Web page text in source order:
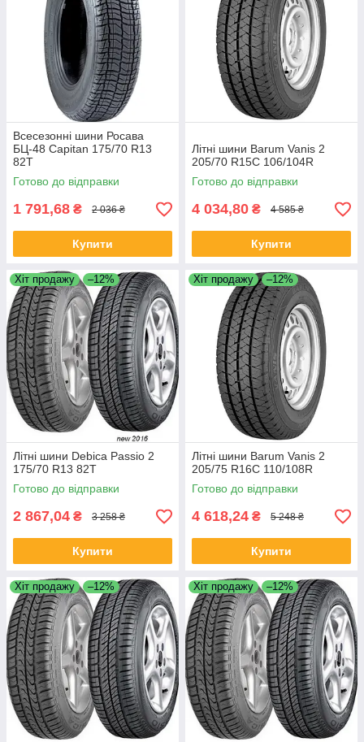
Всесезонні шини Росава
БЦ-48 Capitan 175/70 R13
82T
Готово до відправки
1 791,68 ₴ 2 036 ₴
Купити
Літні шини Barum Vanis 2
205/70 R15C 106/104R
Готово до відправки
4 034,80 ₴ 4 585 ₴
Купити
Хіт продажу –12%
Літні шини Debica Passio 2
175/70 R13 82T
Готово до відправки
2 867,04 ₴ 3 258 ₴
Купити
Хіт продажу –12%
Літні шини Barum Vanis 2
205/75 R16C 110/108R
Готово до відправки
4 618,24 ₴ 5 248 ₴
Купити
Хіт продажу –12% Хіт продажу –12%